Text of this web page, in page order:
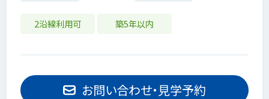
2沿線利用可 築5年以内
お問い合わせ・見学予約